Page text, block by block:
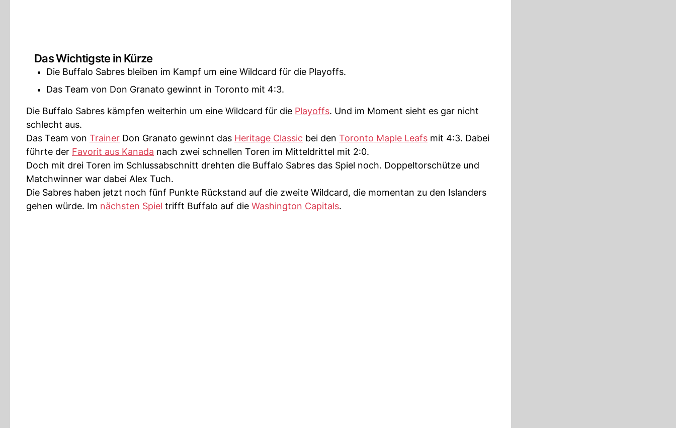
Das Wichtigste in Kürze
Die Buffalo Sabres bleiben im Kampf um eine Wildcard für die Playoffs.
Das Team von Don Granato gewinnt in Toronto mit 4:3.
Die Buffalo Sabres kämpfen weiterhin um eine Wildcard für die Playoffs. Und im Moment sieht es gar nicht
schlecht aus.
Das Team von Trainer Don Granato gewinnt das Heritage Classic bei den Toronto Maple Leafs mit 4:3. Dabei
führte der Favorit aus Kanada nach zwei schnellen Toren im Mitteldrittel mit 2:0.
Doch mit drei Toren im Schlussabschnitt drehten die Buffalo Sabres das Spiel noch. Doppeltorschütze und
Matchwinner war dabei Alex Tuch.
Die Sabres haben jetzt noch fünf Punkte Rückstand auf die zweite Wildcard, die momentan zu den Islanders
gehen würde. Im nächsten Spiel trifft Buffalo auf die Washington Capitals.